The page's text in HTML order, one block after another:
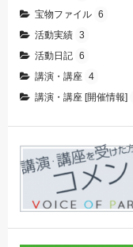
宝物ファイル 6
活動実績 3
活動日記 6
講演・講座 4
講演・講座 [開催情報]